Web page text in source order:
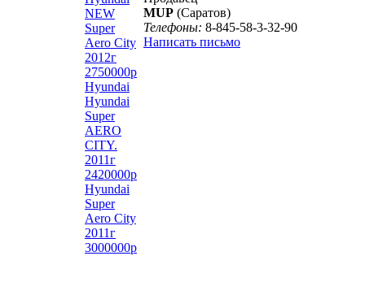
NEW
Super
Aero City
2012г
2750000р
Hyundai
Hyundai
Super
AERO
CITY.
2011г
2420000р
Hyundai
Super
Aero City
2011г
3000000р
MUP (Саратов)
Телефоны: 8-845-58-3-32-90
Написать письмо